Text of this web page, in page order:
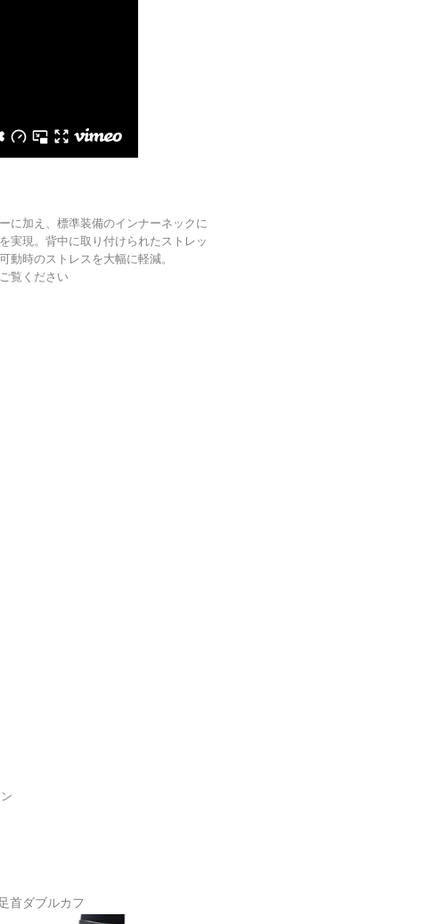
に加え、標準装備のインナーネックに
実現。背中に取り付けられたストレッ
動時のストレスを大幅に軽減。
覧ください
首ダブルカフ